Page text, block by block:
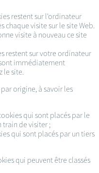
restent sur l'ordinateur
chaque visite sur le site Web.
visite à nouveau ce site
restent sur votre ordinateur
immédiatement
le site.
origine, à savoir les
qui sont placés par le
train de visiter ;
qui sont placés par un tiers
qui peuvent être classés